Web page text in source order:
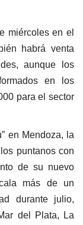
miércoles en el
habrá venta
aunque los
en los
para el sector
en Mendoza, la
puntanos con
de su nuevo
más de un
durante julio,
del Plata, La